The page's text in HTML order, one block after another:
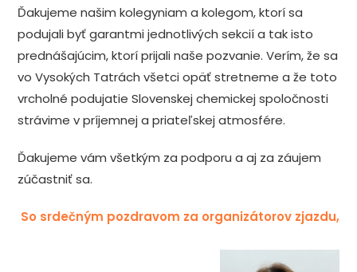
Ďakujeme našim kolegyniam a kolegom, ktorí sa
podujali byť garantmi jednotlivých sekcií a tak isto
prednášajúcim, ktorí prijali naše pozvanie. Verím, že sa
vo Vysokých Tatrách všetci opäť stretneme a že toto
vrcholné podujatie Slovenskej chemickej spoločnosti
strávime v príjemnej a priateľskej atmosfére.
Ďakujeme vám všetkým za podporu a aj za záujem
zúčastniť sa.
So srdečným pozdravom za organizátorov zjazdu,